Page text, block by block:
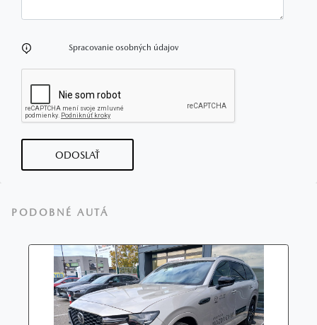
Spracovanie osobných údajov
ODOSLAŤ
PODOBNÉ AUTÁ